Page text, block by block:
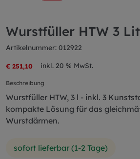
Wurstfüller HTW 3
Artikelnummer: 012922
€ 251,10 inkl. 20 % MwSt.
Beschreibung
Wurstfüller HTW, 3 l - inkl. 3
kompakte Lösung für das
Wurstdärmen.
sofort lieferbar (1-2 Tage)